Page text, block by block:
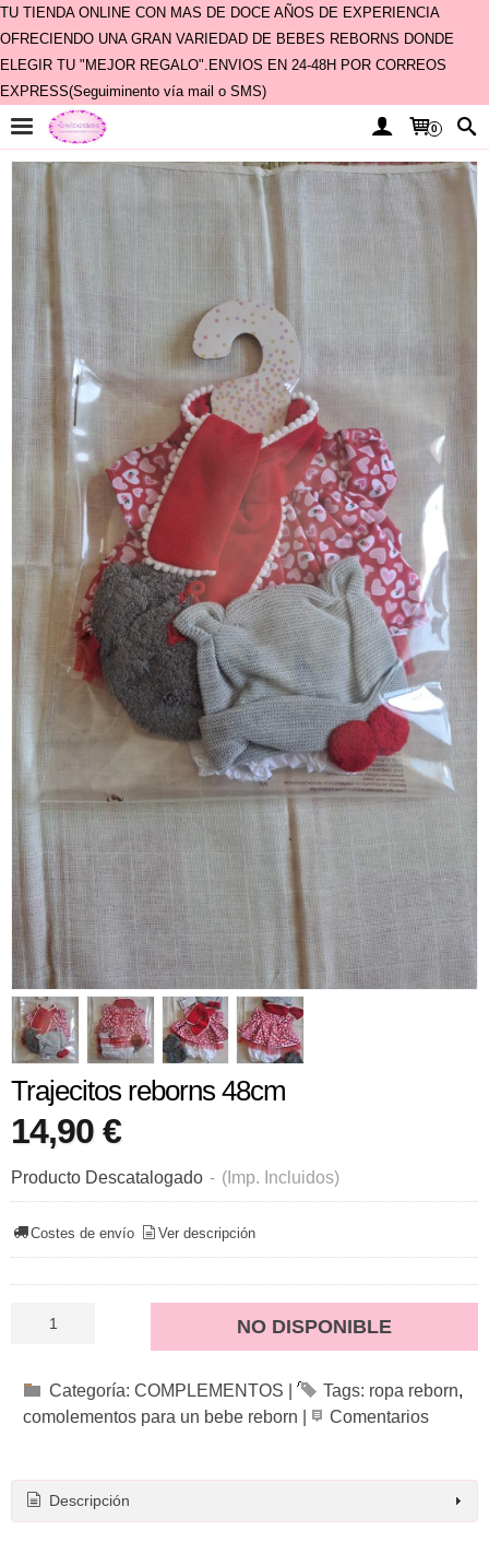
TU TIENDA ONLINE CON MAS DE DOCE AÑOS DE EXPERIENCIA
OFRECIENDO UNA GRAN VARIEDAD DE BEBES REBORNS DONDE
ELEGIR TU "MEJOR REGALO".ENVIOS EN 24-48H POR CORREOS
EXPRESS(Seguiminento vía mail o SMS)
0
Trajecitos reborns 48cm
14,90 €
Producto Descatalogado - (Imp. Incluidos)
Costes de envío Ver descripción
NO DISPONIBLE
Categoría: COMPLEMENTOS Tags: ropa reborn
comolementos para un bebe reborn
Comentarios
Descripción